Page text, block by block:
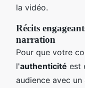
la vidéo.
Récits
narration
Pour que votre
l'authenticité est
audience avec un